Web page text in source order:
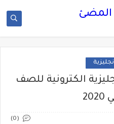
المضئ
الكترونية للصف
(0)